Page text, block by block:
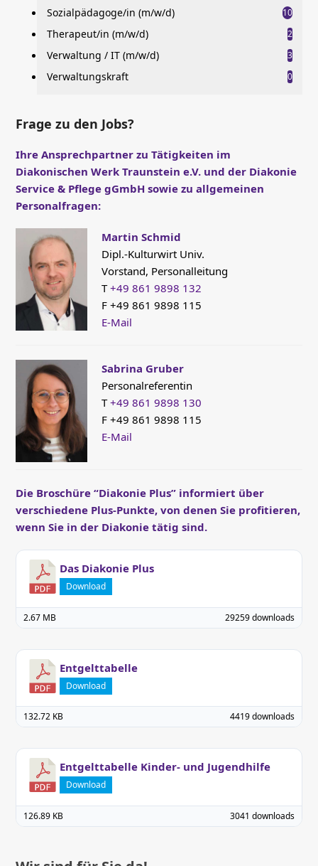
Sozialpädagoge/in (m/w/d) 10
Therapeut/in (m/w/d) 2
Verwaltung / IT (m/w/d) 3
Verwaltungskraft 0
Frage zu den Jobs?
Ihre Ansprechpartner zu Tätigkeiten im
Diakonischen Werk Traunstein e.V. und der Diakonie
Service & Pflege gGmbH sowie zu allgemeinen
Personalfragen:
Martin Schmid
Dipl.-Kulturwirt Univ.
Vorstand, Personalleitung
T+49 861 9898 132
F +49 861 9898 115
E-Mail
Sabrina Gruber
Personalreferentin
T+49 861 9898 130
F +49 861 9898 115
E-Mail
Die Broschüre “Diakonie Plus” informiert über
verschiedene Plus-Punkte, von denen Sie profitieren,
wenn Sie in der Diakonie tätig sind.
Das Diakonie Plus
Download
29259 downloads
2.67 MB
Entgelttabelle
Download
4419 downloads
132.72 KB
Entgelttabelle Kinder- und Jugendhilfe
Download
3041 downloads
126.89 KB